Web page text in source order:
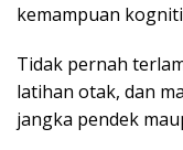
kemampuan
Tidak pernah
latihan otak, dan
jangka pendek